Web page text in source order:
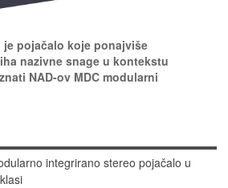
je pojačalo koje ponajviše
nazivne snage u kontekstu
NAD-ov MDC modularni
integrirano stereo pojačalo u